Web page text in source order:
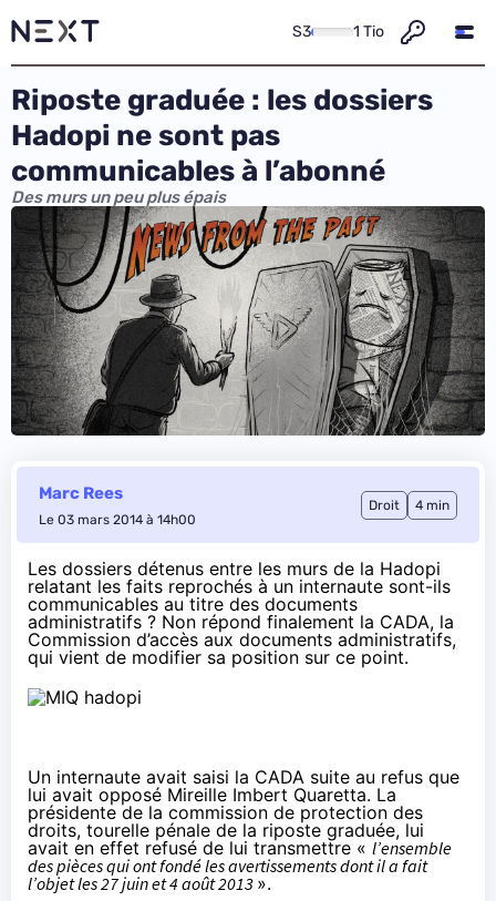
S3 1 Tio
Riposte graduée : les dossiers
Hadopi ne sont pas
communicables à l’abonné
Des murs un peu plus épais
Marc Rees
Le 03 mars 2014 à 14h00
Droit 4 min
Les dossiers détenus entre les murs de la Hadopi
relatant les faits reprochés à un internaute sont-ils
communicables au titre des documents
administratifs ? Non répond finalement la CADA, la
Commission d’accès aux documents administratifs,
qui vient de modifier sa position sur ce point.
Un internaute avait saisi la CADA suite au refus que
lui avait opposé Mireille Imbert Quaretta. La
présidente de la commission de protection des
droits, tourelle pénale de la riposte graduée, lui
avait en effet refusé de lui transmettre « l’ensemble
des pièces qui ont fondé les avertissements dont il a fait
l’objet les 27 juin et 4 août 2013 ».